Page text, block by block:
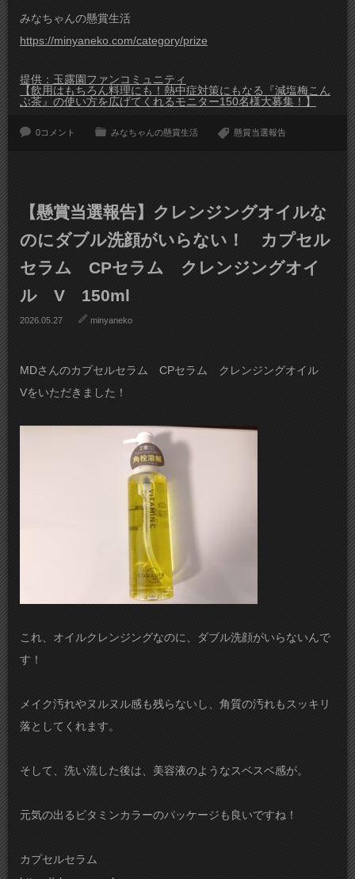
みなちゃんの懸賞生活
https://minyaneko.com/category/prize
提供：玉露園ファンコミュニティ
【飲用はもちろん料理にも！熱中症対策にもなる『減塩梅こん
ぶ茶』の使い方を広げてくれるモニター150名様大募集！】
0コメント みなちゃんの懸賞生活 懸賞当選報告
【懸賞当選報告】クレンジングオイルな
のにダブル洗顔がいらない！ カプセル
セラム CPセラム クレンジングオイ
ル V 150ml
2026.05.27 minyaneko
MDさんのカプセルセラム CPセラム クレンジングオイル
Vをいただきました！
これ、オイルクレンジングなのに、ダブル洗顔がいらないんで
す！
メイク汚れやヌルヌル感も残らないし、角質の汚れもスッキリ
落としてくれます。
そして、洗い流した後は、美容液のようなスベスベ感が。
元気の出るビタミンカラーのパッケージも良いですね！
カプセルセラム